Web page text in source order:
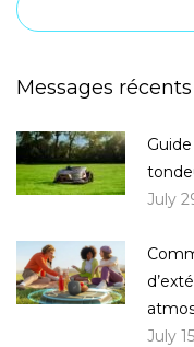
Messages récents
July
July